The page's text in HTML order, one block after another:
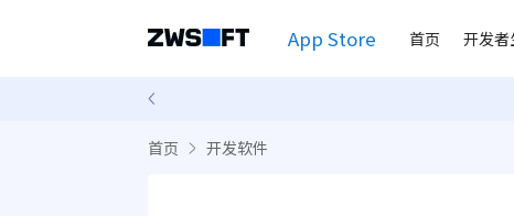
App Store 首页 开发者
首页 开发软件